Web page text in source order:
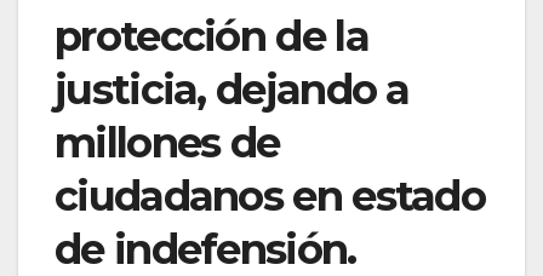
protección de la
justicia, dejando a
millones de
ciudadanos en estado
de indefensión.